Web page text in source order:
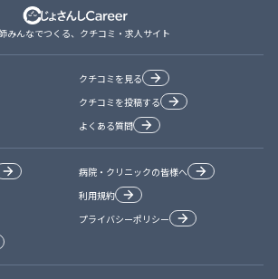
みんなでつくる、クチコミ・求人サイト
クチコミを見る
クチコミを投稿する
よくある質問
病院・クリニックの皆様へ
利用規約
プライバシーポリシー